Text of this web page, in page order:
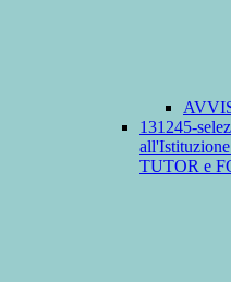
131245-
TUTOR e